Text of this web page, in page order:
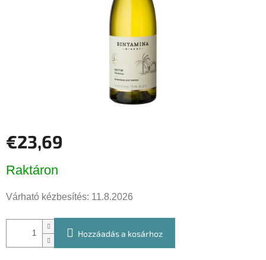
€23,69
Raktáron
Várható kézbesítés: 11.8.2026
Hozzáadás a kosárhoz